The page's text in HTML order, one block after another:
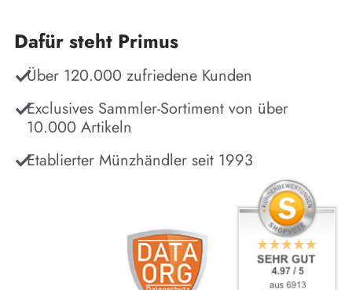
Dafür steht Primus
Über 120.000 zufriedene Kunden
Exclusives Sammler-Sortiment von über
10.000 Artikeln
Etablierter Münzhändler seit 1993